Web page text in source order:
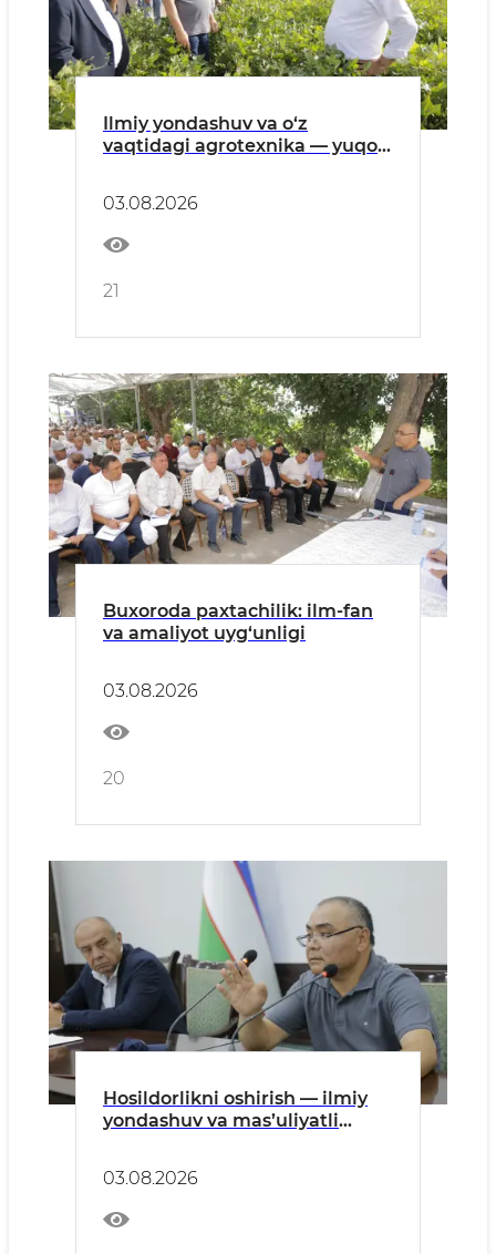
Ilmiy yondashuv va o‘z
vaqtidagi agrotexnika — yuqori
03.08.2026
21
Buxoroda paxtachilik: ilm-fan
va amaliyot uyg‘unligi
03.08.2026
20
Hosildorlikni oshirish — ilmiy
yondashuv va mas’uliyatli
03.08.2026